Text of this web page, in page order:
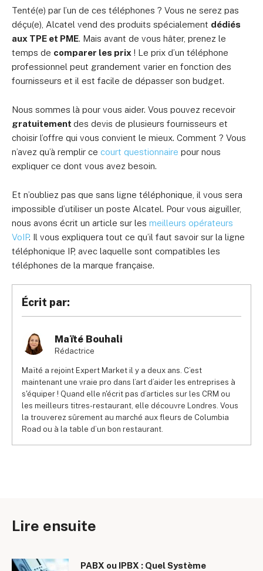
Tenté(e) par l’un de ces téléphones ? Vous ne serez pas
déçu(e), Alcatel vend des produits spécialement dédiés
aux TPE et PME. Mais avant de vous hâter, prenez le
temps de comparer les prix ! Le prix d’un téléphone
professionnel peut grandement varier en fonction des
fournisseurs et il est facile de dépasser son budget.
Nous sommes là pour vous aider. Vous pouvez recevoir
gratuitement des devis de plusieurs fournisseurs et
choisir l’offre qui vous convient le mieux. Comment ? Vous
n’avez qu’à remplir ce court questionnaire pour nous
expliquer ce dont vous avez besoin.
Et n’oubliez pas que sans ligne téléphonique, il vous sera
impossible d’utiliser un poste Alcatel. Pour vous aiguiller,
nous avons écrit un article sur les meilleurs opérateurs
VoIP. Il vous expliquera tout ce qu’il faut savoir sur la ligne
téléphonique IP, avec laquelle sont compatibles les
téléphones de la marque française.
Écrit par:
Maïté Bouhali
Rédactrice
Maïté a rejoint Expert Market il y a deux ans. C’est
maintenant une vraie pro dans l’art d’aider les entreprises à
s'équiper ! Quand elle n'écrit pas d’articles sur les CRM ou
les meilleurs titres-restaurant, elle découvre Londres. Vous
la trouverez sûrement au marché aux fleurs de Columbia
Road ou à la table d’un bon restaurant.
Lire ensuite
PABX ou IPBX : Quel Système